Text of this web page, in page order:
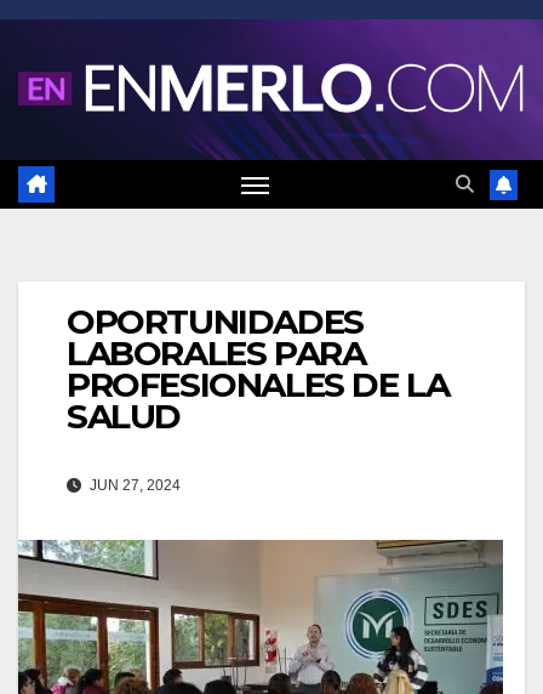
Saltar
contenido
OPORTUNIDADES
LABORALES PARA
PROFESIONALES DE LA
SALUD
JUN 27, 2024